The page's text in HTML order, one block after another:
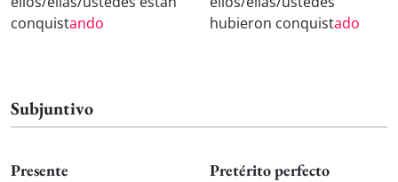
conquistando
hubieron conquistado
Subjuntivo
Presente Pretérito perfecto